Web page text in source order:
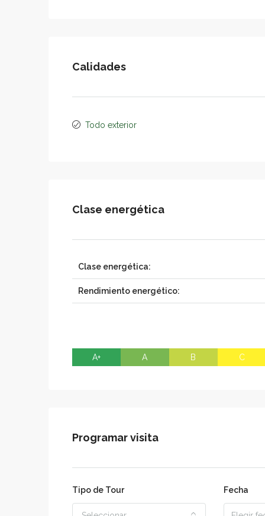
Calidades
Todo exterior
Clase energética
Clase energética:
Rendimiento energético:
A+ A B C
Programar visita
Tipo de Tour Fecha